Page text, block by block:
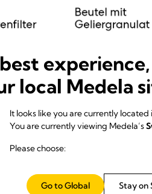
Einwegbeutel mit
Sicherheitsmerkmalen
local Medela
It looks like you are currently located
You are currently viewing Medela’s
Please choose:
Stay on
Go to Global